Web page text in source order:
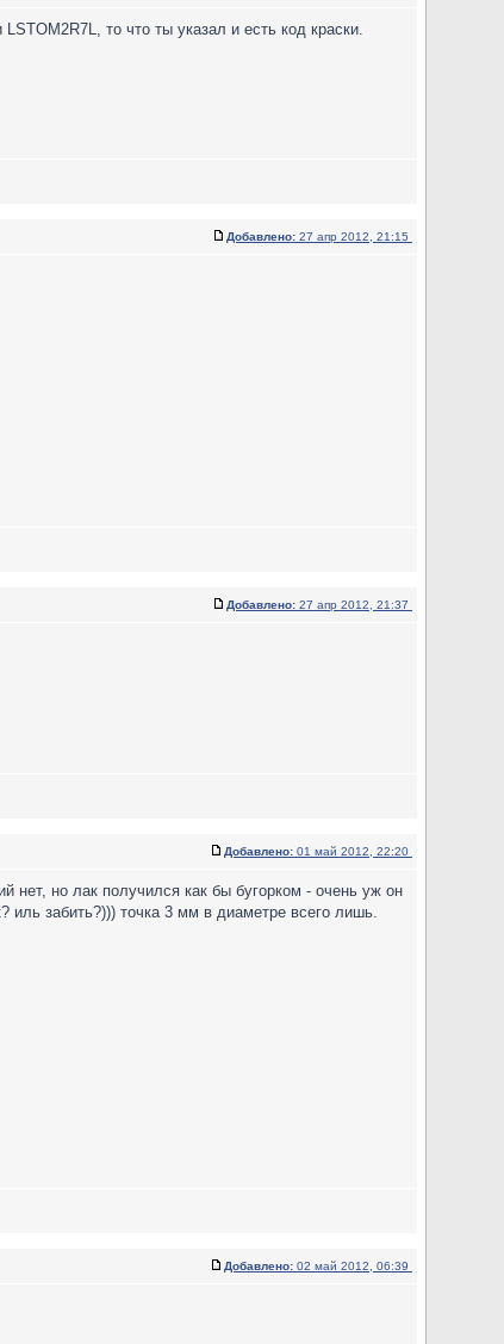
то что ты указал и есть код краски.
Добавлено: 27 апр 2012, 21:15
Добавлено: 27 апр 2012, 21:37
Добавлено: 01 май 2012, 22:20
нет, но лак получился как бы бугорком - очень уж он
иль забить?))) точка 3 мм в диаметре всего лишь.
Добавлено: 02 май 2012, 06:39